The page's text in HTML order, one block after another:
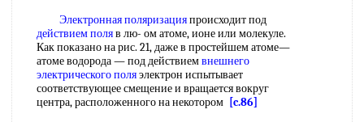
Электронная поляризацияпроисходит под
действием поляв лю- ом атоме, ионе или молекуле.
Как показано на рис. 21, даже в простейшем атоме—
атоме водорода — под действиемвнешнего
электрического поляэлектрон испытывает
соответствующее смещение и вращается вокруг
центра, расположенного на некотором [c.86]